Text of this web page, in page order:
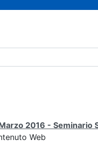
2016 - Seminario
Web